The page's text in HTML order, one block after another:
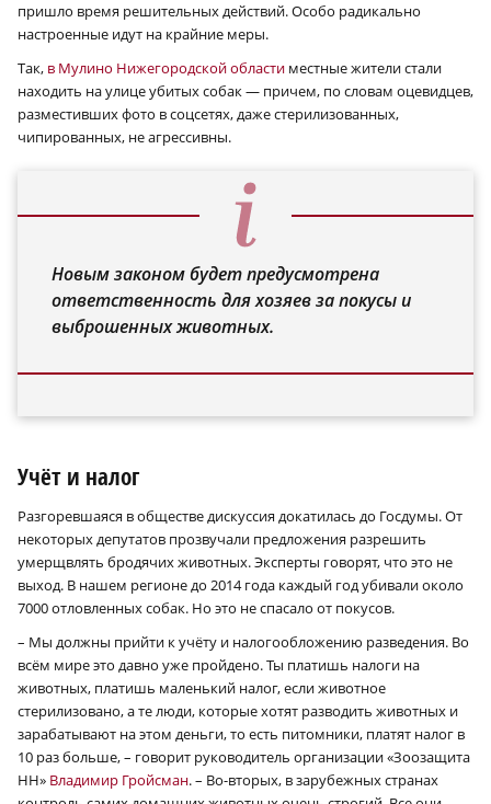
пришло время решительных действий. Особо радикально
настроенные идут на крайние меры.
Так, в Мулино Нижегородской области местные жители стали
находить на улице убитых собак — причем, по словам оцевидцев,
разместивших фото в соцсетях, даже стерилизованных,
чипированных, не агрессивны.
Новым законом будет предусмотрена
ответственность для хозяев за покусы и
выброшенных животных.
Учёт и налог
Разгоревшаяся в обществе дискуссия докатилась до Госдумы. От
некоторых депутатов прозвучали предложения разрешить
умерщвлять бродячих животных. Эксперты говорят, что это не
выход. В нашем регионе до 2014 года каждый год убивали около
7000 отловленных собак. Но это не спасало от покусов.
– Мы должны прийти к учёту и налогообложению разведения. Во
всём мире это давно уже пройдено. Ты платишь налоги на
животных, платишь маленький налог, если животное
стерилизовано, а те люди, которые хотят разводить животных и
зарабатывают на этом деньги, то есть питомники, платят налог в
10 раз больше, – говорит руководитель организации «Зоозащита
НН» Владимир Гройсман. – Во-вторых, в зарубежных странах